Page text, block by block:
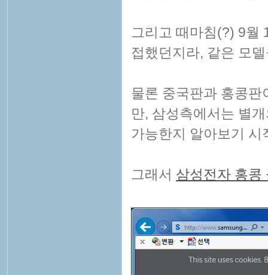
그리고 때마침(?) 9월
접했던지라, 같은 모
물론 중국판과 홍콩
만, 삼성측에서는 별
가능한지 알아보기 시
그래서 삼성전자 홍콩